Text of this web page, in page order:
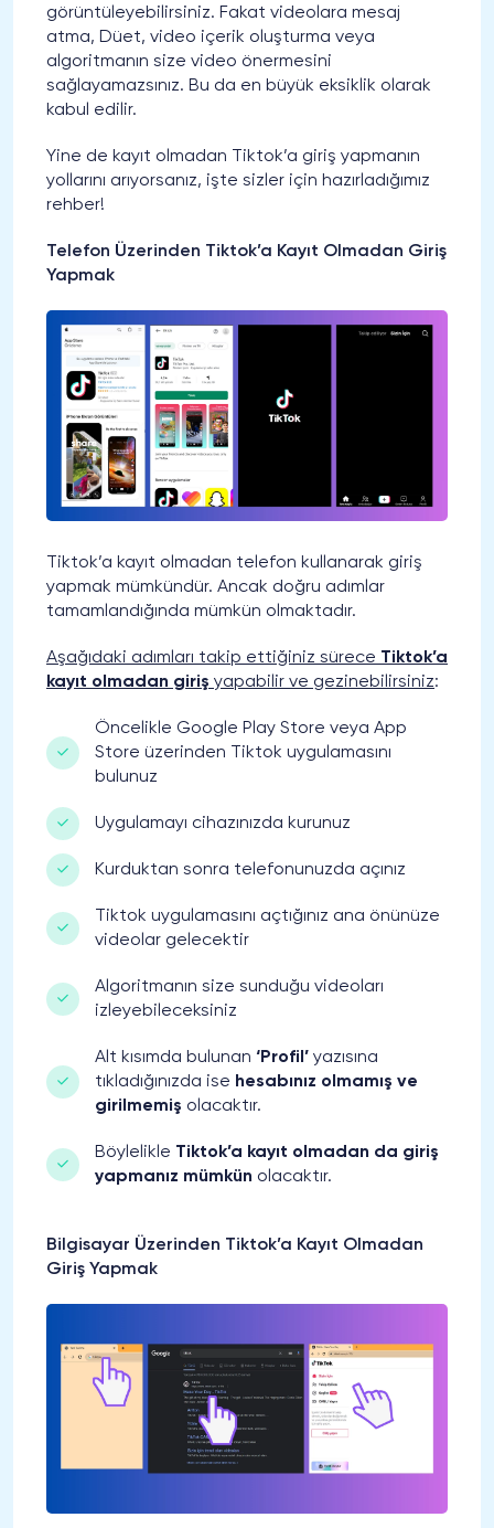
görüntüleyebilirsiniz. Fakat videolara mesaj
atma, Düet, video içerik oluşturma veya
algoritmanın size video önermesini
sağlayamazsınız. Bu da en büyük eksiklik olarak
kabul edilir.
Yine de kayıt olmadan Tiktok’a giriş yapmanın
yollarını arıyorsanız, işte sizler için hazırladığımız
rehber!
Telefon Üzerinden Tiktok’a Kayıt Olmadan Giriş
Yapmak
Tiktok’a kayıt olmadan telefon kullanarak giriş
yapmak mümkündür. Ancak doğru adımlar
tamamlandığında mümkün olmaktadır.
Aşağıdaki adımları takip ettiğiniz sürece Tiktok’a
kayıt olmadan giriş yapabilir ve gezinebilirsiniz:
Öncelikle Google Play Store veya App
Store üzerinden Tiktok uygulamasını
bulunuz
Uygulamayı cihazınızda kurunuz
Kurduktan sonra telefonunuzda açınız
Tiktok uygulamasını açtığınız ana önünüze
videolar gelecektir
Algoritmanın size sunduğu videoları
izleyebileceksiniz
Alt kısımda bulunan ‘Profil’ yazısına
tıkladığınızda ise hesabınız olmamış ve
girilmemiş olacaktır.
Böylelikle Tiktok’a kayıt olmadan da giriş
yapmanız mümkün olacaktır.
Bilgisayar Üzerinden Tiktok’a Kayıt Olmadan
Giriş Yapmak